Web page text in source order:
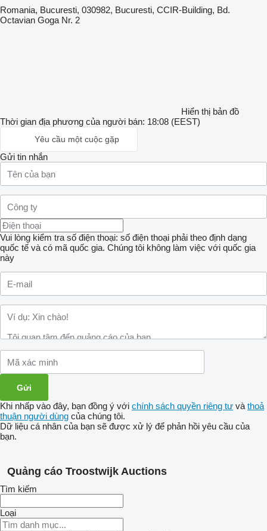
Romania, Bucuresti, 030982, Bucuresti, CCIR-Building, Bd.
Octavian Goga Nr. 2
Hiển thị bản đồ
Thời gian địa phương của người bán: 18:08 (EEST)
Yêu cầu một cuộc gặp
Gửi tin nhắn
Vui lòng kiểm tra số điện thoại: số điện thoại phải theo định dạng
quốc tế và có mã quốc gia. Chúng tôi không làm việc với quốc gia
này
Khi nhấp vào đây, bạn đồng ý với chính sách quyền riêng tư và thoả
thuận người dùng của chúng tôi.
Dữ liệu cá nhân của bạn sẽ được xử lý để phản hồi yêu cầu của
bạn.
Quảng cáo Troostwijk Auctions
Tìm kiếm
Loại